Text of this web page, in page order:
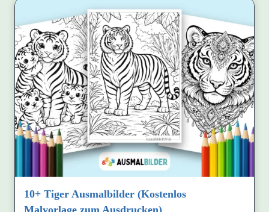
10+ Tiger Ausmalbilder (Kostenlos